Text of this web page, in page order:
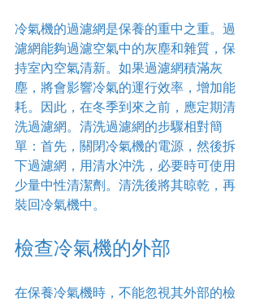
冷氣機的過濾網是保養的重中之重。過
濾網能夠過濾空氣中的灰塵和雜質，保
持室內空氣清新。如果過濾網積滿灰
塵，將會影響冷氣的運行效率，增加能
耗。因此，在冬季到來之前，應定期清
洗過濾網。清洗過濾網的步驟相對簡
單：首先，關閉冷氣機的電源，然後拆
下過濾網，用清水沖洗，必要時可使用
少量中性清潔劑。清洗後將其晾乾，再
裝回冷氣機中。
檢查冷氣機的外部
在保養冷氣機時，不能忽視其外部的檢